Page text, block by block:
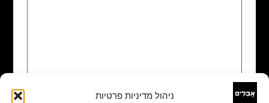
ניהול מדיניות פרטיות שם